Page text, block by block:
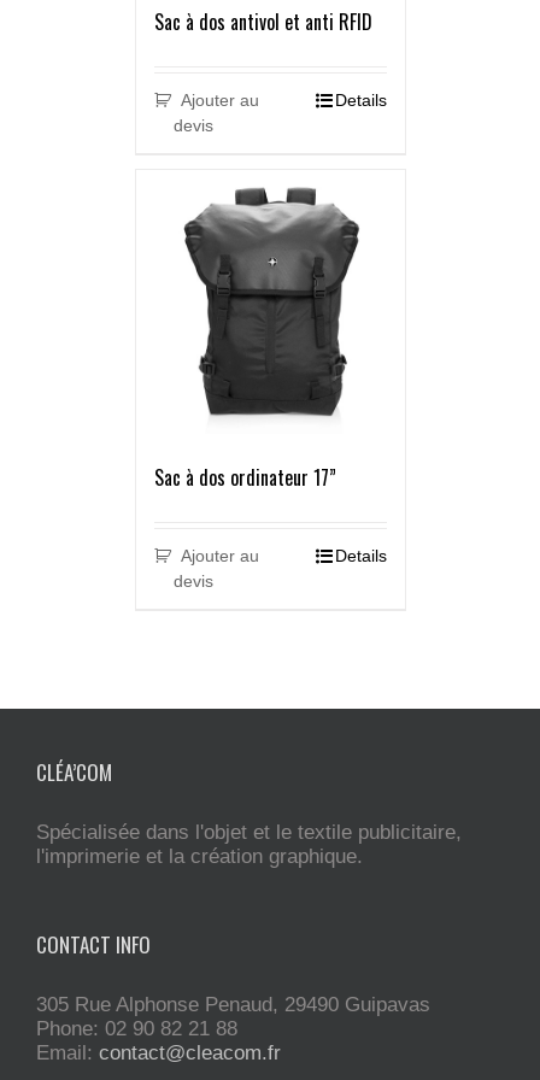
Sac à dos antivol et anti RFID
Ajouter au
devis
Details
Sac à dos ordinateur 17”
Ajouter au
devis
Details
CLÉA’COM
Spécialisée dans l'objet et le textile publicitaire,
l'imprimerie et la création graphique.
CONTACT INFO
305 Rue Alphonse Penaud, 29490 Guipavas
Phone: 02 90 82 21 88
Email: contact@cleacom.fr